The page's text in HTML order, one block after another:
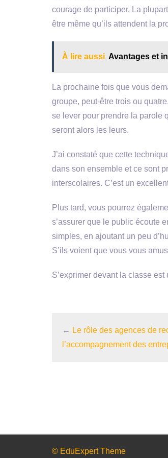
courage de participer. La
être même qu’ils attendent la
À lire aussi Avantages et
La prochaine fois que vous
groupe, peut-être trois ou
se lever pour prendre la parole
seront alors les leurs.
J’ai constaté que cette
dans son ensemble et ce sont
interscolaires. C’est un
Plus tard, vous pourrez
s’assurer que le public écoute
simples, en ajoutant un peu
S’ils voient que vous vous
S’exprimer devant la classe
← Le rôle des agences de
l’accompagnement des
© EduExpert Theme